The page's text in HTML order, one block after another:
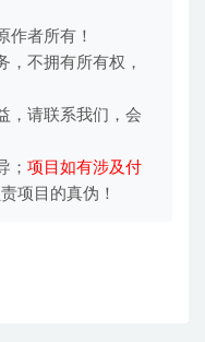
作者所有！
，不拥有所有权，
，请联系我们，会
； 项目如有涉及付
项目的真伪！